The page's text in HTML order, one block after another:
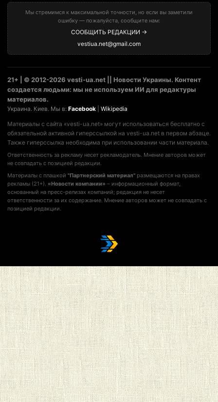
Мы стремимся к максимальной точности, но если вы заметили
ошибку — пожалуйста, сообщите нам:
СООБЩИТЬ РЕДАКЦИИ →
vestiua.net@gmail.com
21+ | © 2012-2026 vesti-ua.net || Новости Украины. Контент
создается людьми: мы не используем ИИ для редактуры
материалов.
Украина. Киев. Мы в: Facebook Wikipedia
Материалы с сайта «vesti-ua.net» могут использоваться бесплатно с
обязательной активной гиперссылкой на vesti-ua.net в первом абзаце.
Также гиперссылка необходима при использовании части материала.
Ответственность за рекламу несет рекламодатель. Мнение авторов может
не совпадать с позицией редакции.
Материалы с плашкой "Партнерский материал" размещаются на правах
рекламы (21+). «Новости компании» – информационный формат,
основанный на пресс-релизах компаний; редакция не несет
ответственности за их содержание. Мнение авторов может не совпадать с
позицией редакции.